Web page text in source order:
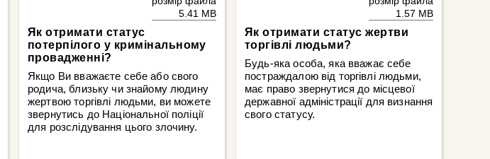
5.41 MB
Як отримати статус
потерпілого у кримінальному
провадженні?
Якщо Ви вважаєте себе або свого
родича, близьку чи знайому людину
жертвою торгівлі людьми, ви можете
звернутись до Національної поліції
для розслідування цього злочину.
1.57 MB
Як отримати статус жертви
торгівлі людьми?
Будь-яка особа, яка вважає себе
постраждалою від торгівлі людьми,
має право звернутися до місцевої
державної адміністрації для визнання
свого статусу.